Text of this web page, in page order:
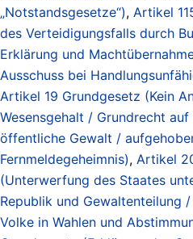
„Notstandsgesetze“), Artikel
des Verteidigungsfalls durch
Erklärung und
Ausschuss bei
Artikel 19 Grundgesetz (Kein
Wesensgehalt / Grundrecht
öffentliche Gewalt /
Fernmeldegeheimnis), Artikel
(Unterwerfung des Staates
Republik und Gewaltenteilung
Volke in Wahlen und